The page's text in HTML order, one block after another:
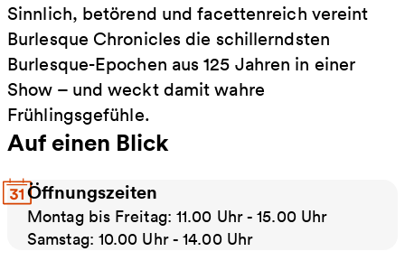
Sinnlich, betörend und facettenreich vereint
Burlesque Chronicles die schillerndsten
Burlesque-Epochen aus 125 Jahren in einer
Show – und weckt damit wahre
Frühlingsgefühle.
Auf einen Blick
Öffnungszeiten
Montag bis Freitag: 11.00 Uhr - 15.00 Uhr
Samstag: 10.00 Uhr - 14.00 Uhr